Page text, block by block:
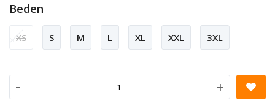
Beden
XS S M L XL XXL 3XL
- +